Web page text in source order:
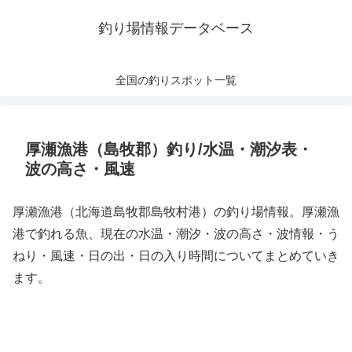
釣り場情報データベース
全国の釣りスポット一覧
厚瀬漁港（島牧郡）釣り/水温・潮汐表・
波の高さ・風速
厚瀬漁港（北海道島牧郡島牧村港）の釣り場情報。厚瀬漁
港で釣れる魚、現在の水温・潮汐・波の高さ・波情報・う
ねり・風速・日の出・日の入り時間についてまとめていき
ます。